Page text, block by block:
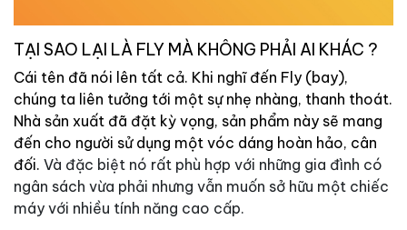
TẠI SAO LẠI LÀ FLY MÀ KHÔNG PHẢI AI KHÁC ?
Cái tên đã nói lên tất cả. Khi nghĩ đến Fly (bay),
chúng ta liên tưởng tới một sự nhẹ nhàng, thanh thoát.
Nhà sản xuất đã đặt kỳ vọng, sản phẩm này sẽ mang
đến cho người sử dụng một vóc dáng hoàn hảo, cân
đối. Và đặc biệt nó rất phù hợp với những gia đình có
ngân sách vừa phải nhưng vẫn muốn sở hữu một chiếc
máy với nhiều tính năng cao cấp.